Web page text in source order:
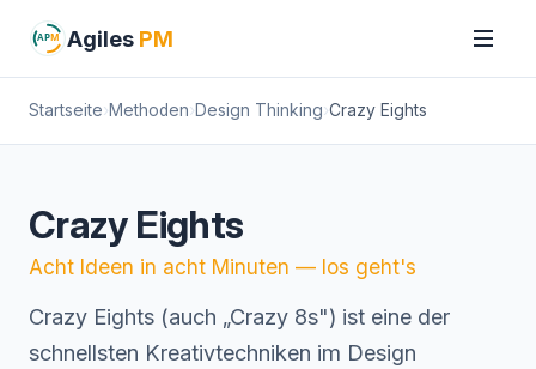
APM Agiles PM
Startseite Methoden Design Thinking Crazy Eights
Crazy Eights
Acht Ideen in acht Minuten — los geht's
Crazy Eights (auch „Crazy 8s") ist eine der
schnellsten Kreativtechniken im Design